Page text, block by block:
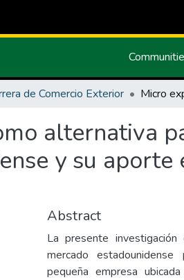
de Comercio Exterior
alternativa
y su
Abstract
La presente
mercado estadounidense
pequeña empresa